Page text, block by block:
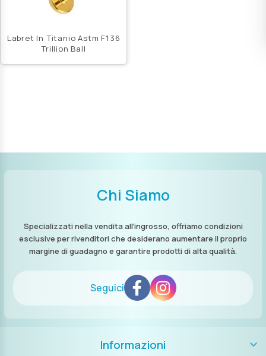
Labret In Titanio Astm F136
Trillion Ball
Chi Siamo
Specializzati nella vendita all’ingrosso, offriamo condizioni
esclusive per rivenditori che desiderano aumentare il proprio
margine di guadagno e garantire prodotti di alta qualità.
Seguici
Informazioni